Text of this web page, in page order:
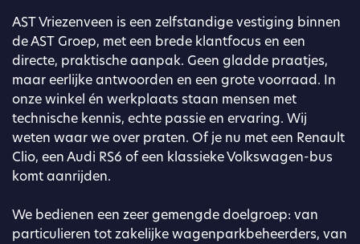
AST Vriezenveen is een zelfstandige vestiging binnen
de AST Groep, met een brede klantfocus en een
directe, praktische aanpak. Geen gladde praatjes,
maar eerlijke antwoorden en een grote voorraad. In
onze winkel én werkplaats staan mensen met
technische kennis, echte passie en ervaring. Wij
weten waar we over praten. Of je nu met een Renault
Clio, een Audi RS6 of een klassieke Volkswagen-bus
komt aanrijden.
We bedienen een zeer gemengde doelgroep: van
particulieren tot zakelijke wagenparkbeheerders, van